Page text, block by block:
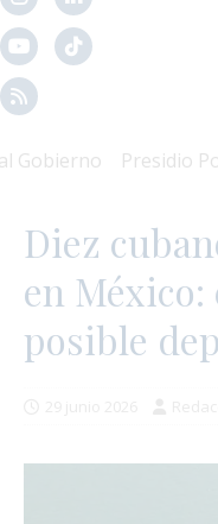
Presidio
Diez
en
posible